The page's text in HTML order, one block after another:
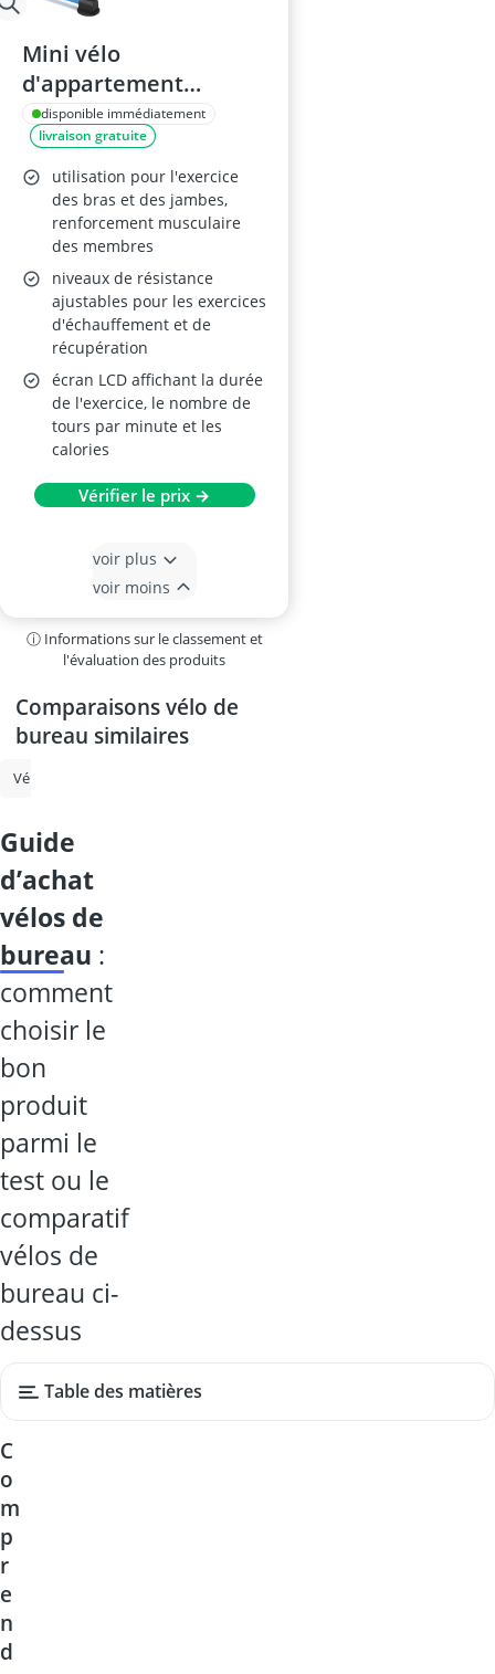
Mini vélo
d'appartement
pédalier pliable avec
écran LCD
disponible immédiatement
livraison gratuite
utilisation pour l'exercice
des bras et des jambes,
renforcement musculaire
des membres
niveaux de résistance
ajustables pour les exercices
d'échauffement et de
récupération
écran LCD affichant la durée
de l'exercice, le nombre de
tours par minute et les
calories
Vérifier le prix →
voir plus
voir moins
ⓘ Informations sur le classement et
l'évaluation des produits
Comparaisons vélo de
bureau similaires
Vélo d'appartement
guide
d’achat
vélos de
bureau :
comment
choisir le
bon
produit
parmi le
test ou le
comparatif
vélos de
bureau ci-
dessus
Table des matières
C
o
m
p
r
e
n
d